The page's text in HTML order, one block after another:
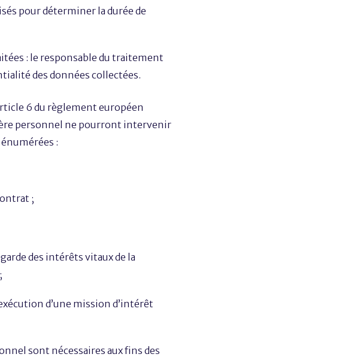
pour déterminer la durée de
: le responsable du traitement
des données collectées.
6 du règlement européen
personnel ne pourront intervenir
:
;
des intérêts vitaux de la
d’une mission d’intérêt
sont nécessaires aux fins des